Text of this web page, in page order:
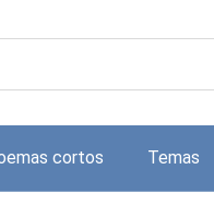
cortos Temas